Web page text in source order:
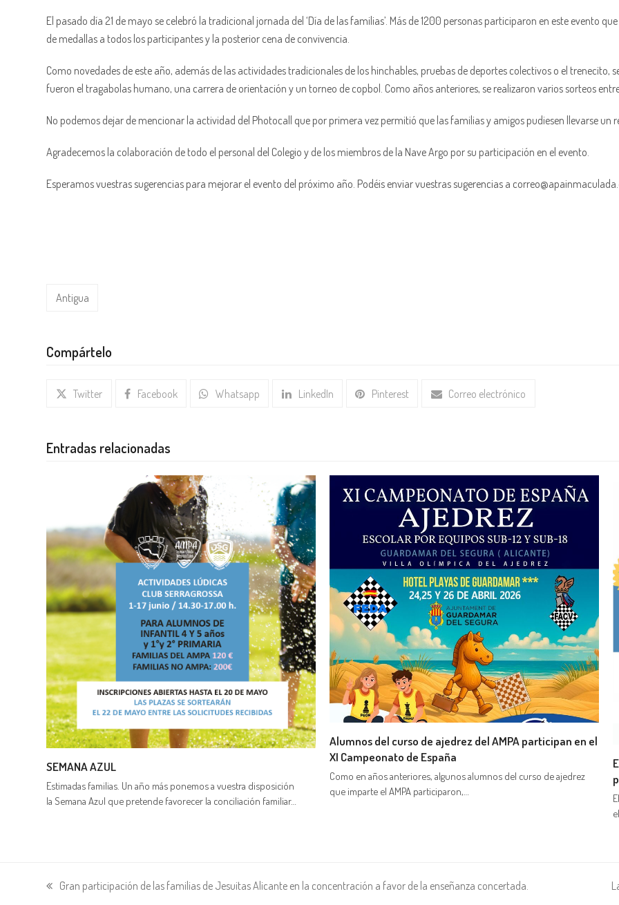
El pasado día 21 de mayo se celebró la tradicional jornada del ‘Día de las familias’. Más de 1200 personas participaron en este evento
de medallas a todos los participantes y la posterior cena de convivencia.
Como novedades de este año, además de las actividades tradicionales de los hinchables, pruebas de deportes colectivos o el trenecito,
fueron el tragabolas humano, una carrera de orientación y un torneo de copbol. Como años anteriores, se realizaron varios sorteos
No podemos dejar de mencionar la actividad del Photocall que por primera vez permitió que las familias y amigos pudiesen llevarse un
Agradecemos la colaboración de todo el personal del Colegio y de los miembros de la Nave Argo por su participación en el evento.
Esperamos vuestras sugerencias para mejorar el evento del próximo año. Podéis enviar vuestras sugerencias a
Antigua
Compártelo
Twitter Facebook Whatsapp LinkedIn Pinterest Correo electrónico
Entradas relacionadas
SEMANA AZUL
Estimadas familias. Un año más ponemos a vuestra disposición
la Semana Azul que pretende favorecer la conciliación familiar…
Alumnos del curso de ajedrez del AMPA participan en el
XI Campeonato de España
Como en años anteriores, algunos alumnos del curso de ajedrez
que imparte el AMPA participaron,…
entrada
Gran participación de las familias de Jesuitas Alicante en la concentración a favor de la enseñanza concertada.